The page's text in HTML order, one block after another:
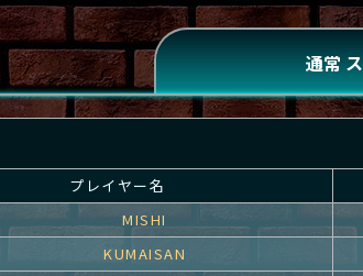
プレイヤー名
MISHI
KUMAISAN